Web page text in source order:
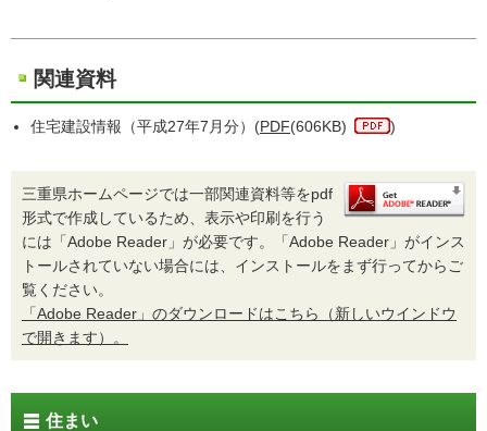
関連資料
住宅建設情報（平成27年7月分）(PDF(606KB) )
三重県ホームページでは一部関連資料等をpdf
形式で作成しているため、表示や印刷を行う
には「Adobe Reader」が必要です。「Adobe Reader」がインス
トールされていない場合には、インストールをまず行ってからご
覧ください。
「Adobe Reader」のダウンロードはこちら（新しいウインドウ
で開きます）。
住まい